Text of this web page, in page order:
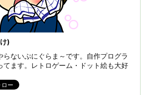
)
らないぷにぐらま～です。自作プログラ
てます。レトロゲーム・ドット絵も大好